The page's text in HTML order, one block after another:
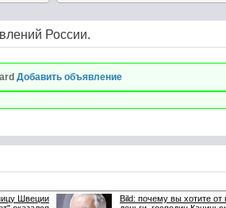
России.
Добавить объявление